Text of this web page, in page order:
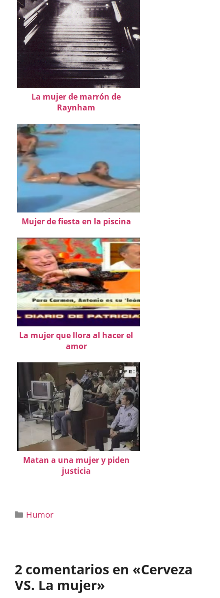
La mujer de marrón de
Raynham
Mujer de fiesta en la piscina
La mujer que llora al hacer el
amor
Matan a una mujer y piden
justicia
Categorías
Humor
2 comentarios en «Cerveza
VS. La mujer»